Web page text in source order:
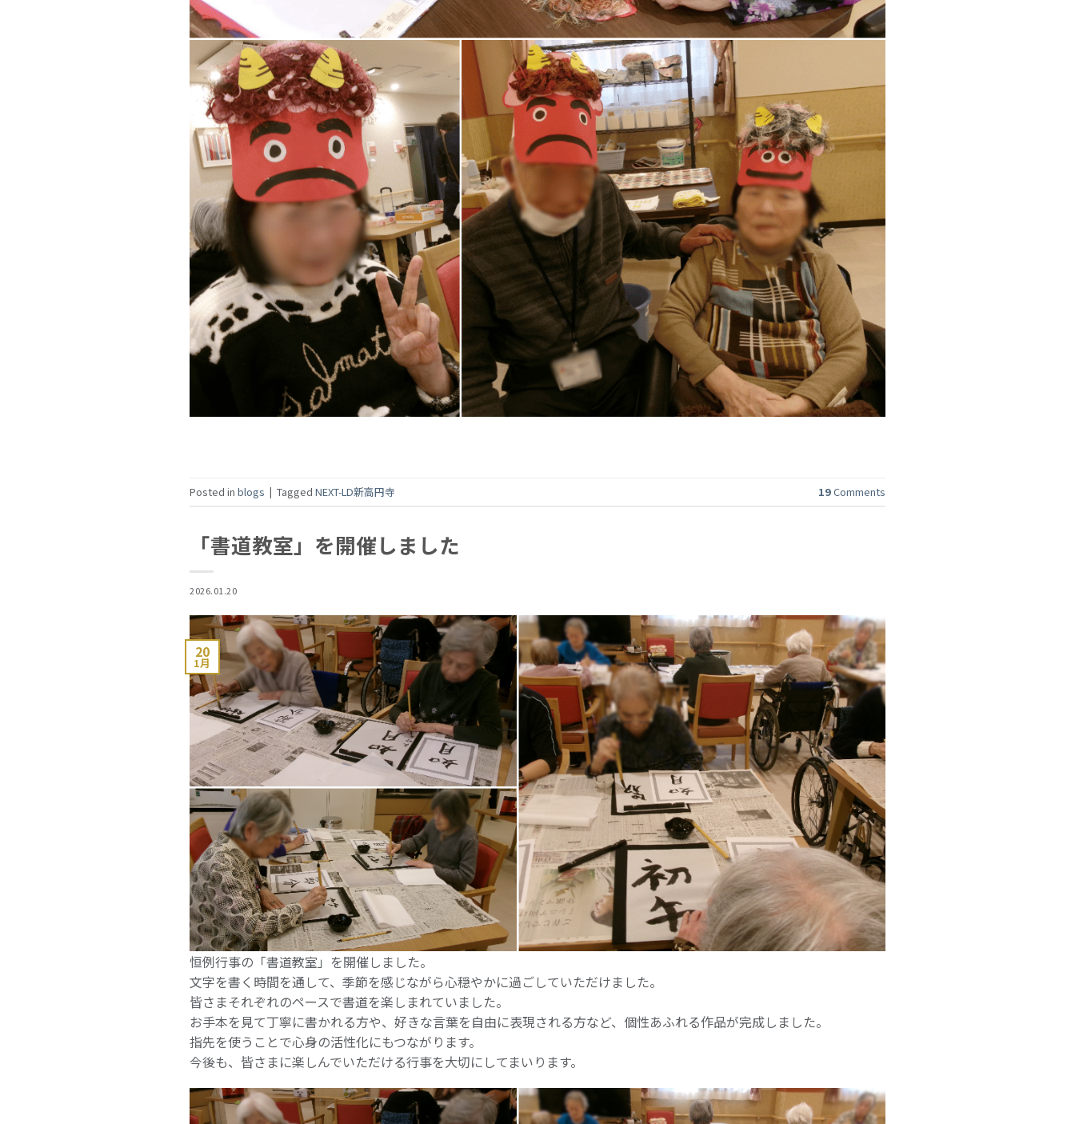
Posted in blogs | Tagged NEXT-LD新高円寺 19Comments
「書道教室」を開催しました
2026.01.20
20
1月
恒例行事の「書道教室」を開催しました。
文字を書く時間を通して、季節を感じながら心穏やかに過ごしていただけました。
皆さまそれぞれのペースで書道を楽しまれていました。
お手本を見て丁寧に書かれる方や、好きな言葉を自由に表現される方など、個性あふれる作品が完成しました。
指先を使うことで心身の活性化にもつながります。
今後も、皆さまに楽しんでいただける行事を大切にしてまいります。